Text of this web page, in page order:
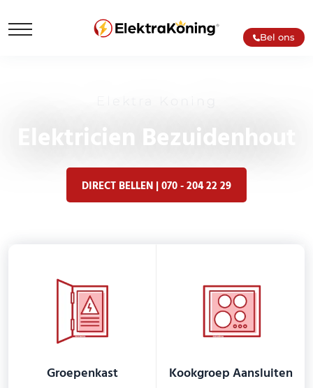
Bel ons
Elektricien Bezuidenhout
DIRECT BELLEN | 070 - 204 22 29
Groepenkast Kookgroep Aansluiten